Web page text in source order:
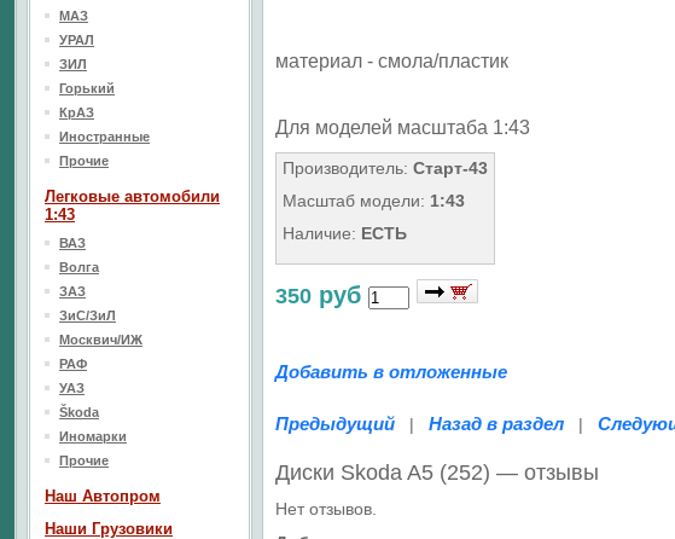
материал - смола/пластик
Для моделей масштаба 1:43
Производитель: Старт-43
Масштаб модели: 1:43
Наличие: ЕСТЬ
350 руб
Добавить в отложенные
Предыдущий | Назад в раздел |
Диски Skoda A5 (252) — отзывы
Нет отзывов.
МАЗ
УРАЛ
ЗИЛ
Горький
КрАЗ
Иностранные
Прочие
Легковые автомобили
1:43
ВАЗ
Волга
ЗАЗ
ЗиС/ЗиЛ
Москвич/ИЖ
РАФ
УАЗ
Škoda
Иномарки
Прочие
Наш Aвтопром
Наши Грузовики